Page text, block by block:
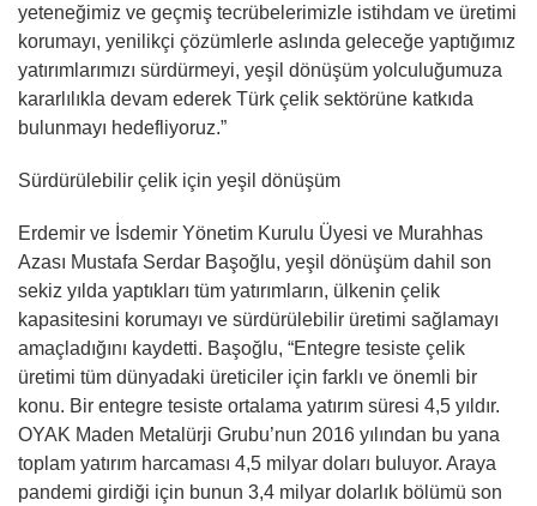
yeteneğimiz ve geçmiş tecrübelerimizle istihdam ve üretimi
korumayı, yenilikçi çözümlerle aslında geleceğe yaptığımız
yatırımlarımızı sürdürmeyi, yeşil dönüşüm yolculuğumuza
kararlılıkla devam ederek Türk çelik sektörüne katkıda
bulunmayı hedefliyoruz.”
Sürdürülebilir çelik için yeşil dönüşüm
Erdemir ve İsdemir Yönetim Kurulu Üyesi ve Murahhas
Azası Mustafa Serdar Başoğlu, yeşil dönüşüm dahil son
sekiz yılda yaptıkları tüm yatırımların, ülkenin çelik
kapasitesini korumayı ve sürdürülebilir üretimi sağlamayı
amaçladığını kaydetti. Başoğlu, “Entegre tesiste çelik
üretimi tüm dünyadaki üreticiler için farklı ve önemli bir
konu. Bir entegre tesiste ortalama yatırım süresi 4,5 yıldır.
OYAK Maden Metalürji Grubu’nun 2016 yılından bu yana
toplam yatırım harcaması 4,5 milyar doları buluyor. Araya
pandemi girdiği için bunun 3,4 milyar dolarlık bölümü son